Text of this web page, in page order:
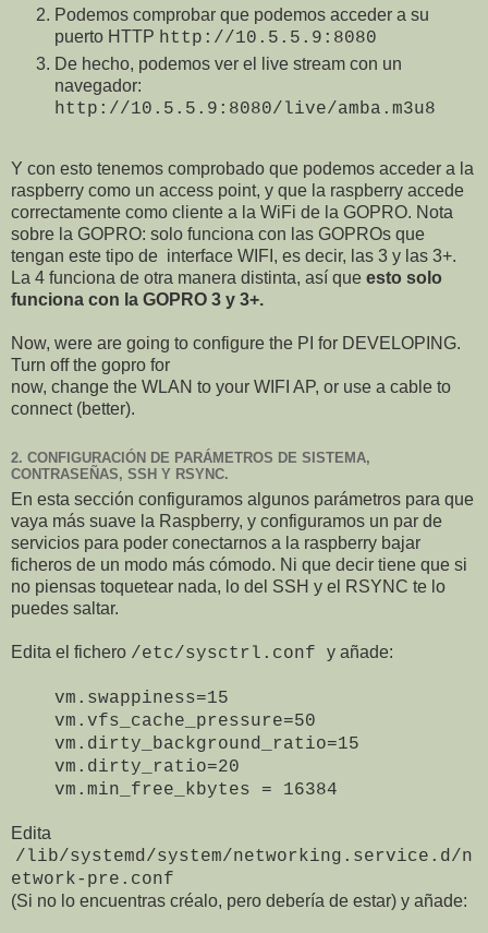
Podemos comprobar que podemos acceder a su
puerto HTTP http://10.5.5.9:8080
De hecho, podemos ver el live stream con un
navegador:
http://10.5.5.9:8080/live/amba.m3u8
Y con esto tenemos comprobado que podemos acceder a la
raspberry como un access point, y que la raspberry accede
correctamente como cliente a la WiFi de la GOPRO. Nota
sobre la GOPRO: solo funciona con las GOPROs que
tengan este tipo de interface WIFI, es decir, las 3 y las 3+.
La 4 funciona de otra manera distinta, así que esto solo
funciona con la GOPRO 3 y 3+.
Now, were are going to configure the PI for DEVELOPING.
Turn off the gopro for
now, change the WLAN to your WIFI AP, or use a cable to
connect (better).
2. CONFIGURACIÓN DE PARÁMETROS DE SISTEMA,
CONTRASEÑAS, SSH Y RSYNC.
En esta sección configuramos algunos parámetros para que
vaya más suave la Raspberry, y configuramos un par de
servicios para poder conectarnos a la raspberry bajar
ficheros de un modo más cómodo. Ni que decir tiene que si
no piensas toquetear nada, lo del SSH y el RSYNC te lo
puedes saltar.
Edita el fichero /etc/sysctrl.conf y añade:
vm.swappiness=15
vm.vfs_cache_pressure=50
vm.dirty_background_ratio=15
vm.dirty_ratio=20
vm.min_free_kbytes = 16384
Edita
/lib/systemd/system/networking.service.d/n
etwork-pre.conf
(Si no lo encuentras créalo, pero debería de estar) y añade: